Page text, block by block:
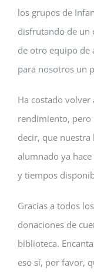
los grupos de
disfrutando de un
de otro equipo de
para nosotros un
Ha costado volver
rendimiento, pero
decir, que
alumnado ya
y tiempos
Gracias a todos
donaciones de
biblioteca.
eso sí, por favor,